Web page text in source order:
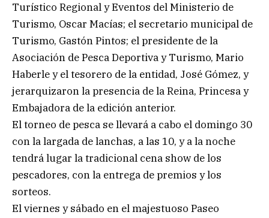
Turístico Regional y Eventos del Ministerio de
Turismo, Oscar Macías; el secretario municipal de
Turismo, Gastón Pintos; el presidente de la
Asociación de Pesca Deportiva y Turismo, Mario
Haberle y el tesorero de la entidad, José Gómez, y
jerarquizaron la presencia de la Reina, Princesa y
Embajadora de la edición anterior.
El torneo de pesca se llevará a cabo el domingo 30
con la largada de lanchas, a las 10, y a la noche
tendrá lugar la tradicional cena show de los
pescadores, con la entrega de premios y los
sorteos.
El viernes y sábado en el majestuoso Paseo